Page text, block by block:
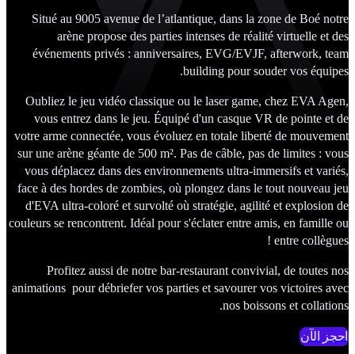
Situé au 9005 avenue de l’atlantique, dans la zone de Boé
arène propose des parties intenses de réalité virtuelle et
événements privés : anniversaires, EVG/EVJF, afterwork,
building pour souder vos
Oubliez le jeu vidéo classique ou le laser game, chez EVA
vous entrez dans le jeu. Équipé d'un casque VR de pointe et
votre arme connectée, vous évoluez en totale liberté de
sur une arène géante de 500 m². Pas de câble, pas de limites :
vous déplacez dans des environnements ultra-immersifs et
face à des hordes de zombies, où plongez dans le tout nouveau
d'EVA ultra-coloré et survolté où stratégie, agilité et explosion
couleurs se rencontrent. Idéal pour s'éclater entre amis, en famille
entre
Profitez aussi de notre bar-restaurant convivial, de toutes
animations pour débriefer vos parties et savourer vos victoires
nos boissons et
الآن